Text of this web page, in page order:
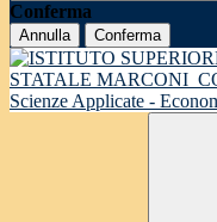
Conferma
Annulla Conferma
STATALE MARCONI
Scienze Applicate -